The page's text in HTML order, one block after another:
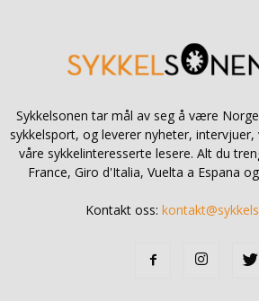
Sykkelsonen tar mål av seg å være
sykkelsport, og leverer nyheter,
våre sykkelinteresserte lesere. Alt du
France, Giro d'Italia, Vuelta a Espana
Kontakt oss: